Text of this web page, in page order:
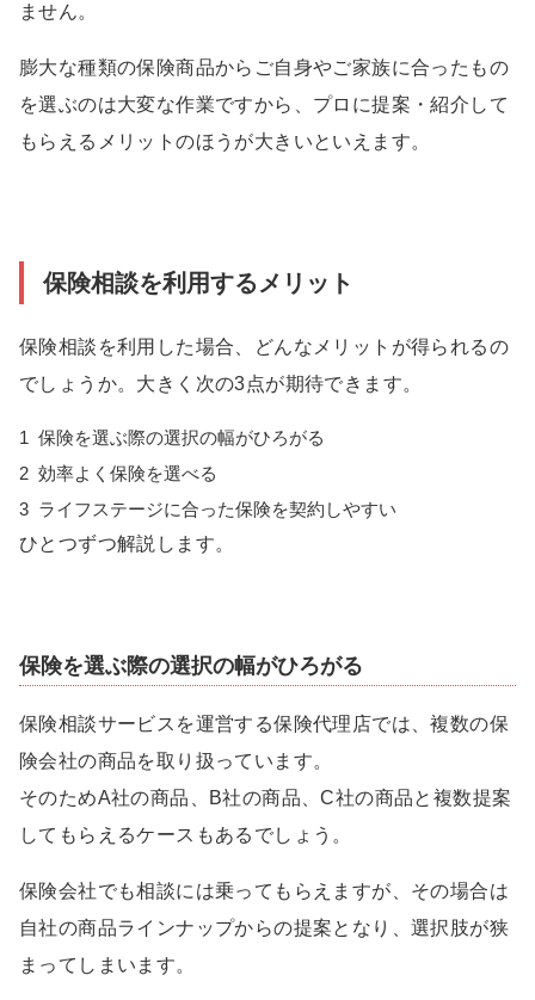
ません。
膨大な種類の保険商品からご自身やご家族に合ったもの
を選ぶのは大変な作業ですから、プロに提案・紹介して
もらえるメリットのほうが大きいといえます。
保険相談を利用するメリット
保険相談を利用した場合、どんなメリットが得られるの
でしょうか。大きく次の3点が期待できます。
1 保険を選ぶ際の選択の幅がひろがる
2 効率よく保険を選べる
3 ライフステージに合った保険を契約しやすい
ひとつずつ解説します。
保険を選ぶ際の選択の幅がひろがる
保険相談サービスを運営する保険代理店では、複数の保
険会社の商品を取り扱っています。
そのためA社の商品、B社の商品、C社の商品と複数提案
してもらえるケースもあるでしょう。
保険会社でも相談には乗ってもらえますが、その場合は
自社の商品ラインナップからの提案となり、選択肢が狭
まってしまいます。